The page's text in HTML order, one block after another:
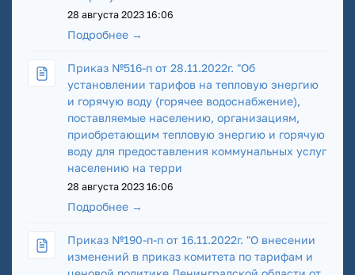
28 августа 2023 16:06
Подробнее →
Приказ №516-п от 28.11.2022г. "Об
установлении тарифов на тепловую энергию
и горячую воду (горячее водоснабжение),
поставляемые населению, организациям,
приобретающим тепловую энергию и горячую
воду для предоставления коммунальных услуг
населению на терри
28 августа 2023 16:06
Подробнее →
Приказ №190-п-п от 16.11.2022г. "О внесении
изменений в приказ комитета по тарифам и